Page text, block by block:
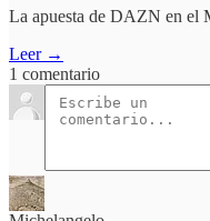
La apuesta de DAZN en el
Leer →
1 comentario